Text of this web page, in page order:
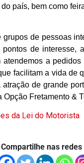
país, bem como
de pessoas
de interesse,
atendemos a pedidos
facilitam a vida de
de grande
Fretamento &
da Lei do Motorista
Compartilhe nas